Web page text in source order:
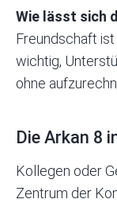
Wie lässt sich
Freundschaft
wichtig,
ohne
Die Arkan 8
Kollegen oder
Zentrum der